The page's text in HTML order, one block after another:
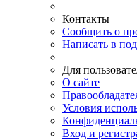
Контакты
Сообщить о
Написать в
Для
О сайте
Условия
Вход и